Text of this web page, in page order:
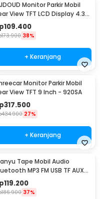
Monitor Parkir Mobil
View TFT LCD Display 4.3
- 433
109.400
173.900 38%
+ Keranjang
Monitor Parkir Mobil
View TFT 9 Inch - 920SA
317.500
434.900 27%
+ Keranjang
Tape Mobil Audio
MP3 FM USB TF AUX
12V 60W - 618
119.200
186.900 37%